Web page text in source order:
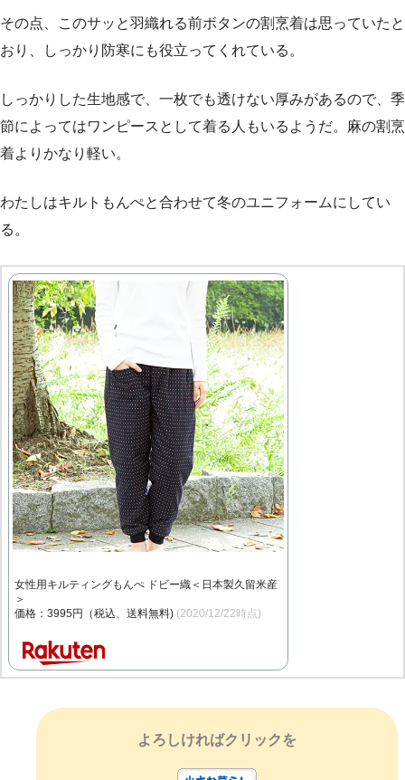
その点、このサッと羽織れる前ボタンの割烹着は思っていたと
おり、しっかり防寒にも役立ってくれている。
しっかりした生地感で、一枚でも透けない厚みがあるので、季
節によってはワンピースとして着る人もいるようだ。麻の割烹
着よりかなり軽い。
わたしはキルトもんぺと合わせて冬のユニフォームにしてい
る。
女性用キルティングもんぺ ドビー織＜日本製久留米産
＞
価格：3995円（税込、送料無料) (2020/12/22時点)
よろしければクリックを